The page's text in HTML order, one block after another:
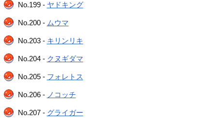
No.199 - ヤドキング
No.200 - ムウマ
No.203 - キリンリキ
No.204 - クヌギダマ
No.205 - フォレトス
No.206 - ノコッチ
No.207 - グライガー